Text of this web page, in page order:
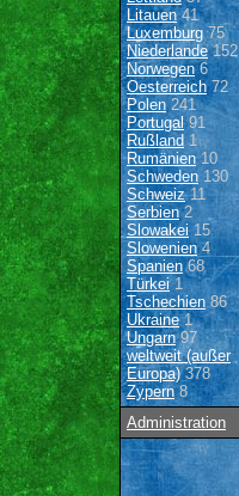
Litauen41
Luxemburg 75
Niederlande152
Norwegen6
Oesterreich72
Polen 241
Portugal91
Rußland 1
Rumänien10
Schweden 130
Schweiz11
Serbien2
Slowakei15
Slowenien4
Spanien68
Türkei1
Tschechien 86
Ukraine1
Ungarn97
weltweit (außer
Europa)378
Zypern8
Administration